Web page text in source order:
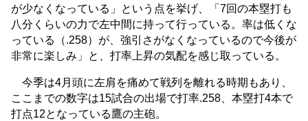
が少なくなっている」という点を挙げ、「7回の本塁打も
八分くらいの力で左中間に持って行っている。率は低くな
っている（.258）が、強引さがなくなっているので今後が
非常に楽しみ」と、打率上昇の気配を感じ取っている。
今季は4月頭に左肩を痛めて戦列を離れる時期もあり、
ここまでの数字は15試合の出場で打率.258、本塁打4本で
打点12となっている鷹の主砲。